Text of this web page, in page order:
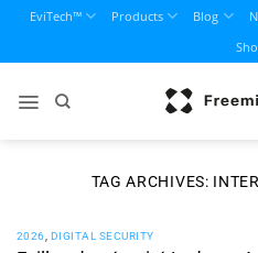
content
EviTech™ Products Blog
TAG ARCHIVES:
2026 DIGITAL SECURITY